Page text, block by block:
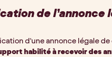
de l’annonce
d’une annonce légale
habilité à recevoir des